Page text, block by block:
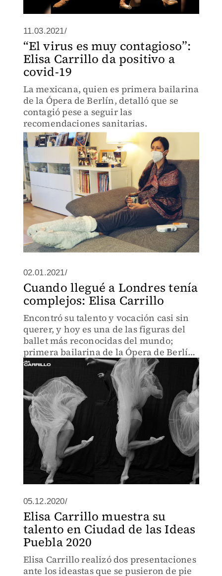
11.03.2021/
“El virus es muy contagioso”:
Elisa Carrillo da positivo a
covid-19
La mexicana, quien es primera bailarina
de la Ópera de Berlín, detalló que se
contagió pese a seguir las
recomendaciones sanitarias.
02.01.2021/
Cuando llegué a Londres tenía
complejos: Elisa Carrillo
Encontró su talento y vocación casi sin
querer, y hoy es una de las figuras del
ballet más reconocidas del mundo;
primera bailarina de la Ópera de Berlín,
en entrevista habla de su infancia, de su
experiencia como latina en otro país y
de su fundació
05.12.2020/
Elisa Carrillo muestra su
talento en Ciudad de las Ideas
Puebla 2020
Elisa Carrillo realizó dos presentaciones
ante los ideastas que se pusieron de pie